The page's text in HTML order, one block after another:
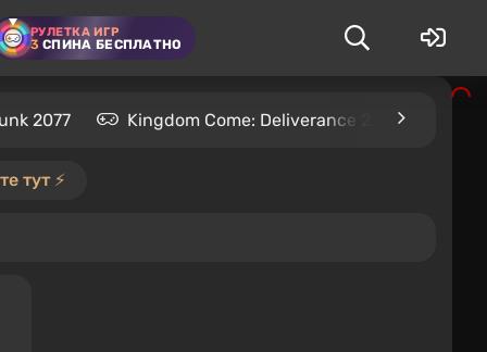
РУЛЕТКА ИГР
3 СПИНА БЕСПЛАТНО
2077 Kingdom Come: Deliverance 2
тут ⚡️